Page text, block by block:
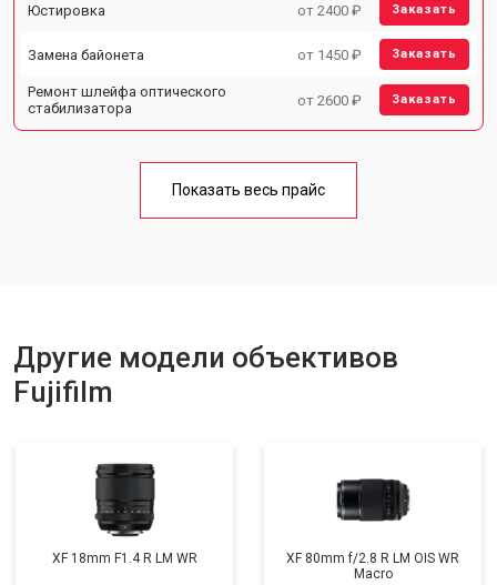
Юстировка от 2400 ₽ Заказать
Замена байонета от 1450 ₽ Заказать
Ремонт шлейфа оптического
стабилизатора
от 2600 ₽ Заказать
Показать весь прайс
Другие модели объективов
Fujifilm
XF 18mm F1.4 R LM WR
XF 80mm f/2.8 R LM OIS WR
Macro